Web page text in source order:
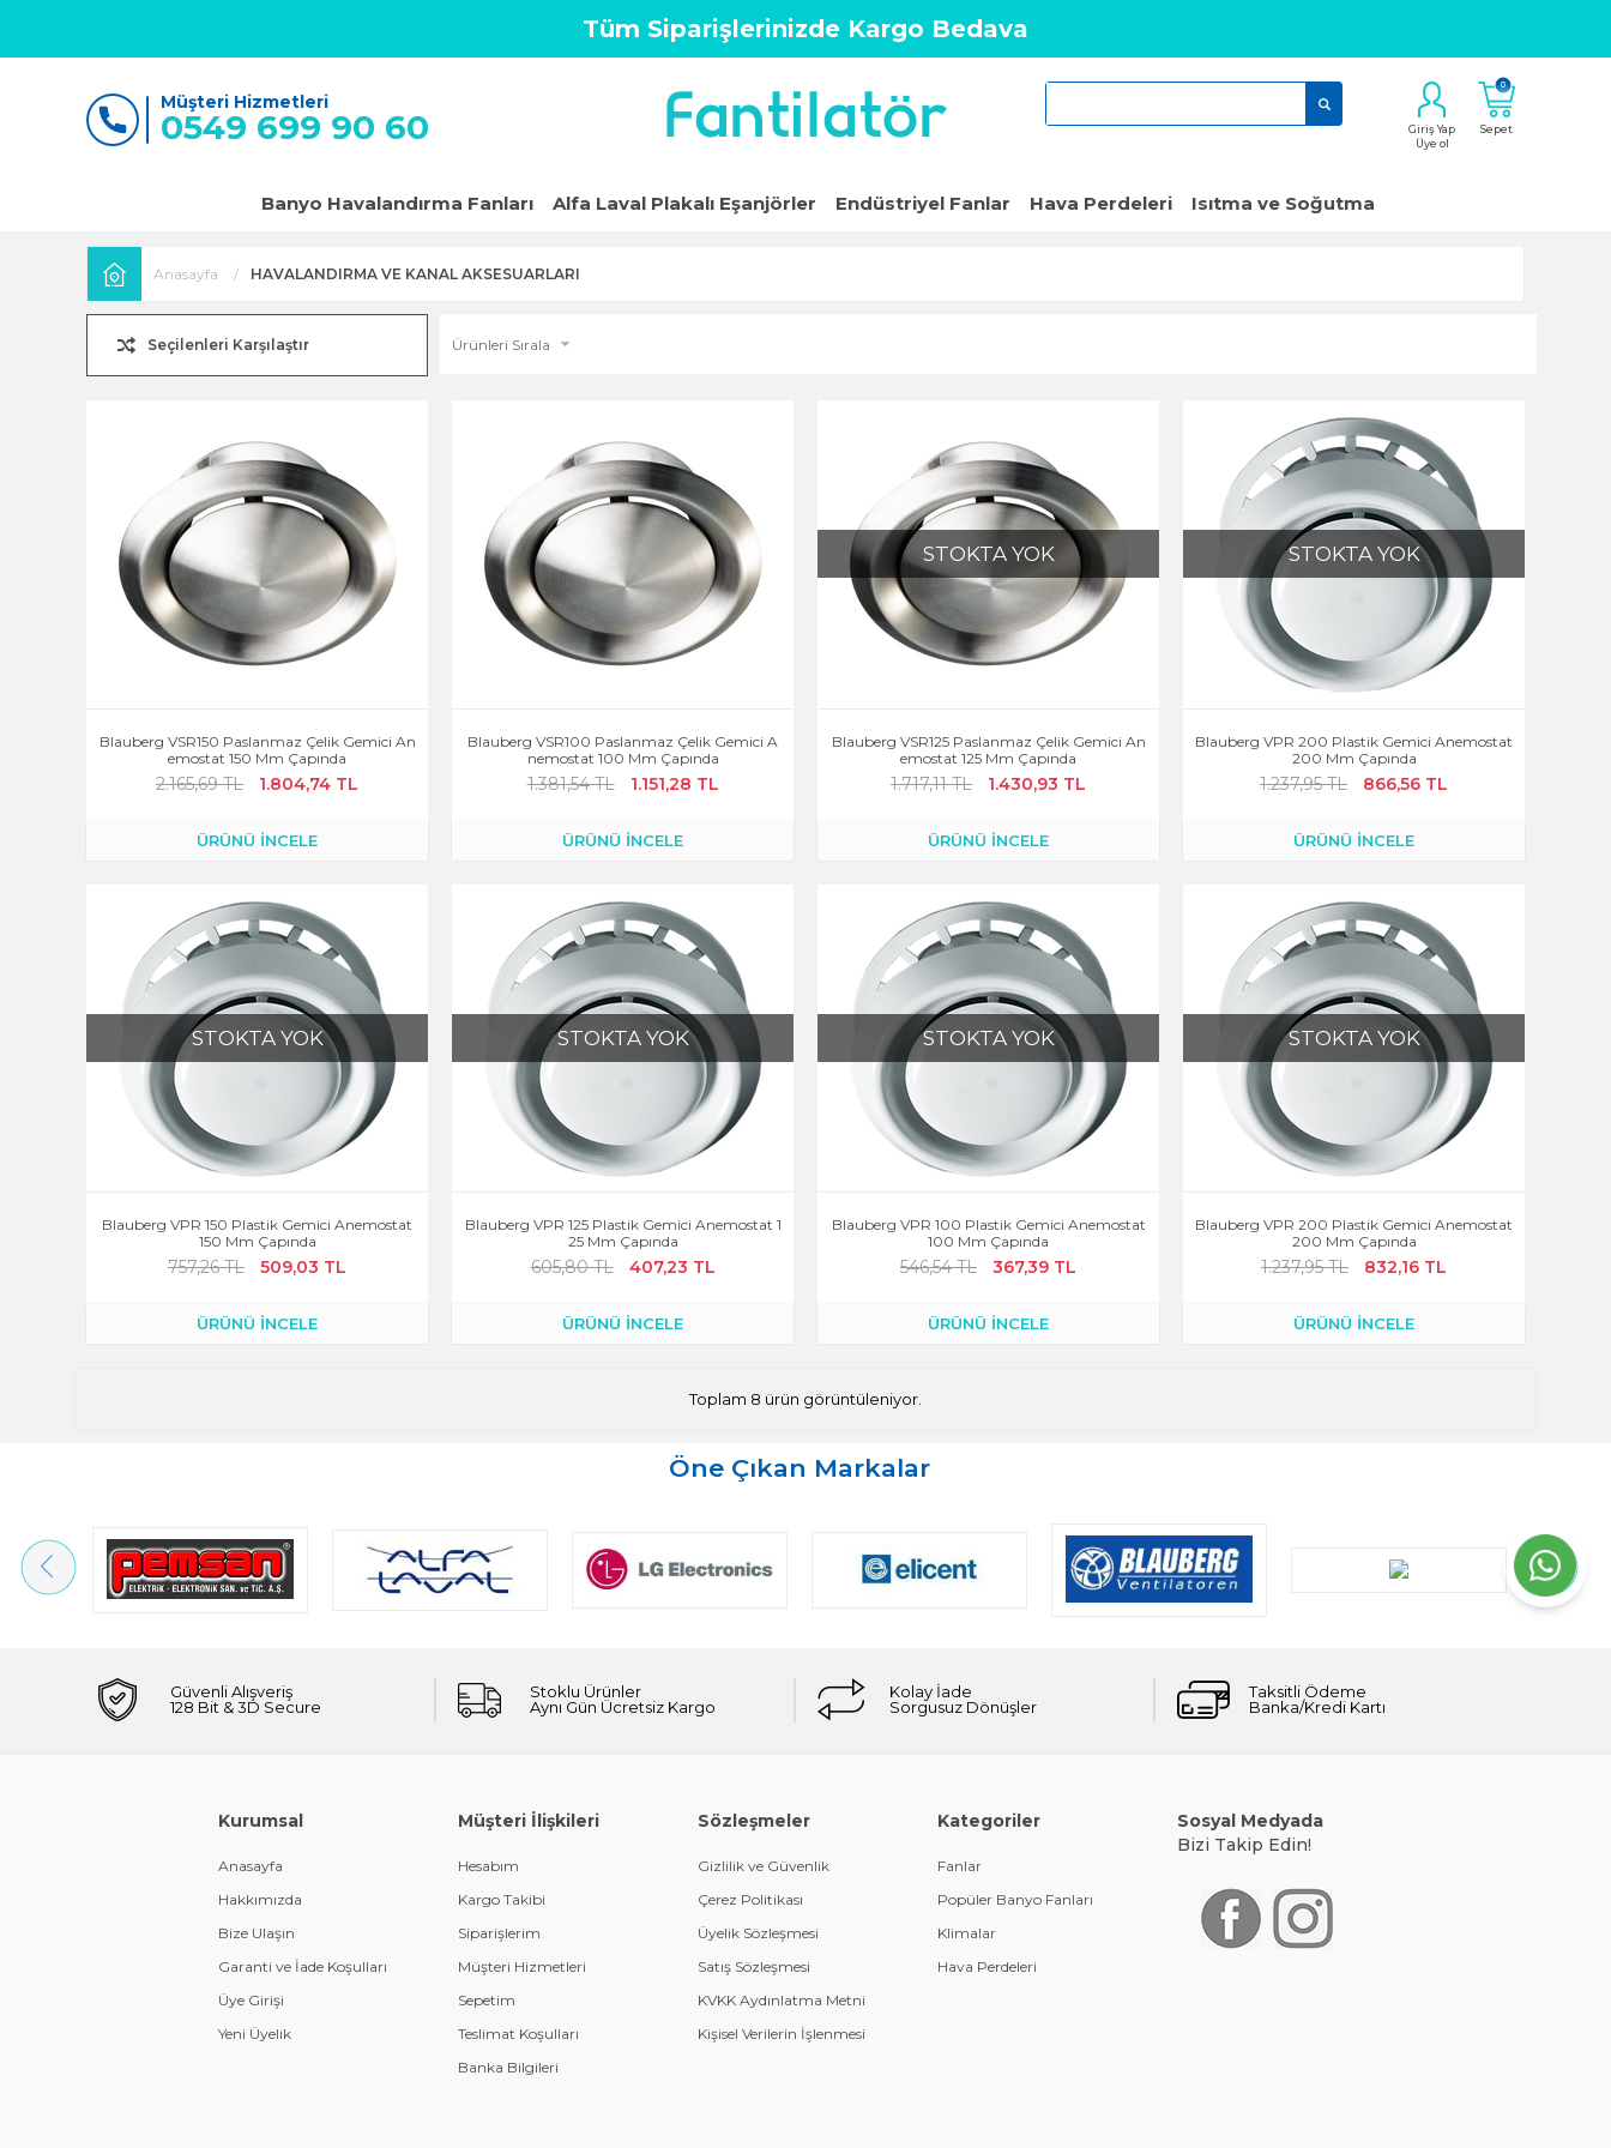
Tüm Siparişlerinizde Kargo Bedava
Sepet
0
Giriş Yap
Üye ol
Müşteri Hizmetleri
0549 699 90 60
Banyo Havalandırma Fanları Alfa Laval Plakalı Eşanjörler Endüstriyel Fanlar Hava Perdeleri Isıtma ve Soğutma
Anasayfa HAVALANDIRMA VE KANAL AKSESUARLARI
Seçilenleri Karşılaştır
Blauberg VSR150 Paslanmaz Çelik Gemici An
Emostat 150 Mm Çapında
2.165,69 TL 1.804,74 TL
ÜRÜNÜ İNCELE
Blauberg VSR100 Paslanmaz Çelik Gemici A
Nemostat 100 Mm Çapında
1.381,54 TL 1.151,28 TL
ÜRÜNÜ İNCELE
STOKTA YOK
Blauberg VSR125 Paslanmaz Çelik Gemici An
Emostat 125 Mm Çapında
1.717,11 TL 1.430,93 TL
ÜRÜNÜ İNCELE
STOKTA YOK
Blauberg VPR 200 Plastik Gemici Anemostat
200 Mm Çapında
1.237,95 TL 866,56 TL
ÜRÜNÜ İNCELE
STOKTA YOK
Blauberg VPR 150 Plastik Gemici Anemostat
150 Mm Çapında
757,26 TL 509,03 TL
ÜRÜNÜ İNCELE
STOKTA YOK
Blauberg VPR 125 Plastik Gemici Anemostat 1
25 Mm Çapında
605,80 TL 407,23 TL
ÜRÜNÜ İNCELE
STOKTA YOK
Blauberg VPR 100 Plastik Gemici Anemostat
100 Mm Çapında
546,54 TL 367,39 TL
ÜRÜNÜ İNCELE
STOKTA YOK
Blauberg VPR 200 Plastik Gemici Anemostat
200 Mm Çapında
1.237,95 TL 832,16 TL
ÜRÜNÜ İNCELE
Toplam 8 ürün görüntüleniyor.
Öne Çıkan Markalar
Güvenli Alışveriş
128 Bit & 3D Secure
Stoklu Ürünler
Aynı Gün Ücretsiz Kargo
Kolay İade
Sorgusuz Dönüşler
Taksitli Ödeme
Banka/Kredi Kartı
Kurumsal
Anasayfa
Hakkımızda
Bize Ulaşın
Garanti ve İade Koşulları
Üye Girişi
Yeni Üyelik
Müşteri İlişkileri
Hesabım
Kargo Takibi
Siparişlerim
Müşteri Hizmetleri
Sepetim
Teslimat Koşulları
Banka Bilgileri
Sözleşmeler
Gizlilik ve Güvenlik
Çerez Politikası
Üyelik Sözleşmesi
Satış Sözleşmesi
KVKK Aydınlatma Metni
Kişisel Verilerin İşlenmesi
Kategoriler
Fanlar
Popüler Banyo Fanları
Klimalar
Hava Perdeleri
Sosyal Medyada
Bizi Takip Edin!